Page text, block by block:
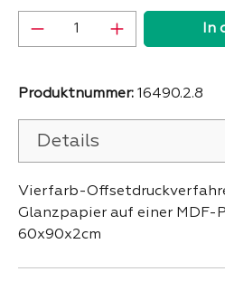
Produkt Anzahl: GibIn
Produktnummer: 16490.2.8
Details
Vierfarb-
Glanzpapier auf einer MDF-
60x90x2cm